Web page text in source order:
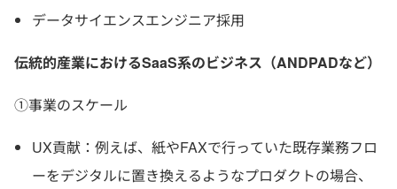
データサイエンスエンジニア採用
伝統的産業におけるSaaS系のビジネス（ANDPADなど）
①事業のスケール
UX貢献：例えば、紙やFAXで行っていた既存業務フロ
ーをデジタルに置き換えるようなプロダクトの場合、